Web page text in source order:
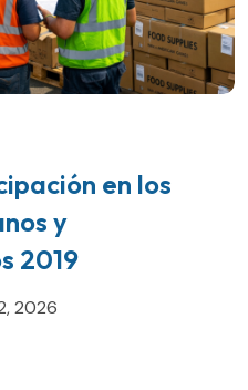
en los
y
2019
2026